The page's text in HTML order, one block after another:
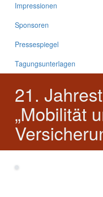
Impressionen
Sponsoren
Pressespiegel
Tagungsunterlagen
21.
„Mobilität